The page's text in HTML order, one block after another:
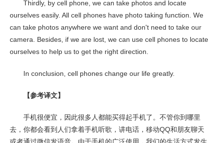
Thirdly, by cell phone, we can take photos and locate
ourselves easily. All cell phones have photo taking function. We
can take photos anywhere we want and don't need to take our
camera. Besides, if we are lost, we can use cell phones to locate
ourselves to help us to get the right direction.
In conclusion, cell phones change our life greatly.
【参考译文】
手机很便宜，因此很多人都能买得起手机了。不管你到哪里
去，你都会看到人们拿着手机听歌，讲电话，移动QQ和朋友聊天